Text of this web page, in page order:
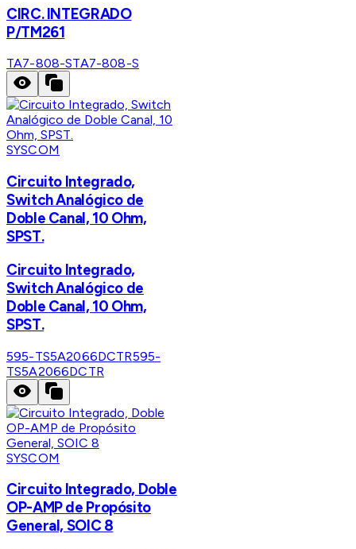
CIRC. INTEGRADO
P/TM261
TA7-808-STA7-808-S
SYSCOM
Circuito Integrado,
Switch Analógico de
Doble Canal, 10 Ohm,
SPST.
Circuito Integrado,
Switch Analógico de
Doble Canal, 10 Ohm,
SPST.
595-TS5A2066DCTR595-
TS5A2066DCTR
SYSCOM
Circuito Integrado, Doble
OP-AMP de Propósito
General, SOIC 8